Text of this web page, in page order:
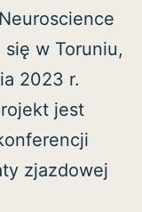
w Toruniu,
2023 r.
jest
zjazdowej